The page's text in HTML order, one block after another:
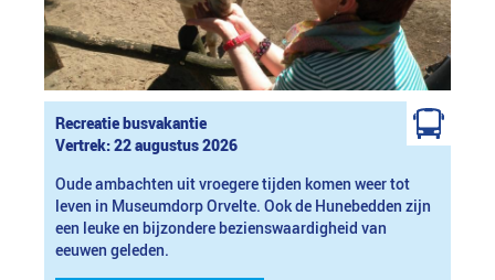
Recreatie busvakantie
Vertrek: 22 augustus 2026
Oude ambachten uit vroegere tijden komen weer tot
leven in Museumdorp Orvelte. Ook de Hunebedden zijn
een leuke en bijzondere bezienswaardigheid van
eeuwen geleden.